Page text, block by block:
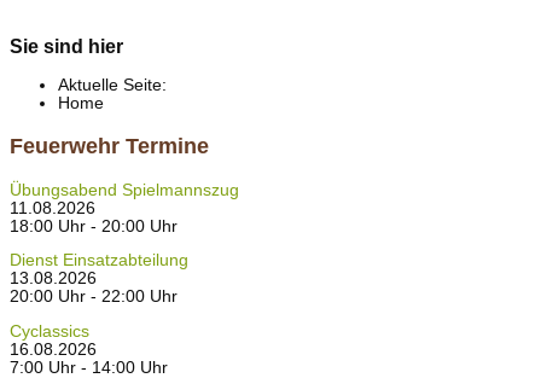
Sie sind hier
Aktuelle Seite:
Home
Feuerwehr Termine
Übungsabend Spielmannszug
11.08.2026
18:00 Uhr - 20:00 Uhr
Dienst Einsatzabteilung
13.08.2026
20:00 Uhr - 22:00 Uhr
Cyclassics
16.08.2026
7:00 Uhr - 14:00 Uhr